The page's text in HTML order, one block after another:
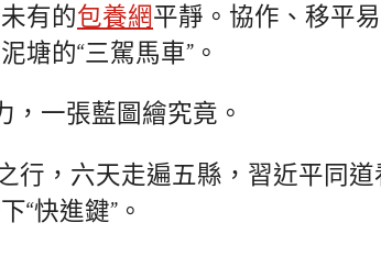
有的包養網平靜。協作、移平
塘的“三駕馬車”。
，一張藍圖繪究竟。
行，六天走遍五縣，習近平同
“快進鍵”。